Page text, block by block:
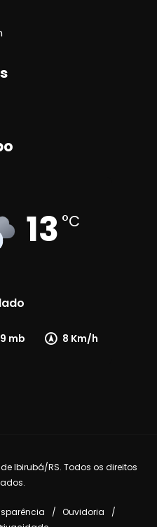
13 °C
mb 8 Km/h
Ibirubá/RS. Todos os direitos
Ouvidoria